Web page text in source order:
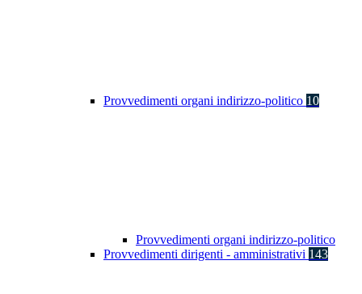
Provvedimenti organi indirizzo-politico 10
Provvedimenti organi indirizzo-politico
Provvedimenti dirigenti - amministrativi 143